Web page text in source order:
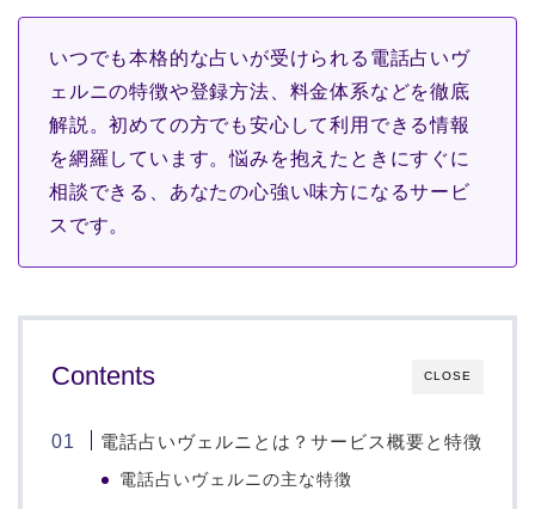
いつでも本格的な占いが受けられる電話占いヴ
ェルニの特徴や登録方法、料金体系などを徹底
解説。初めての方でも安心して利用できる情報
を網羅しています。悩みを抱えたときにすぐに
相談できる、あなたの心強い味方になるサービ
スです。
CLOSE
Contents
電話占いヴェルニとは？サービス概要と特徴
電話占いヴェルニの主な特徴